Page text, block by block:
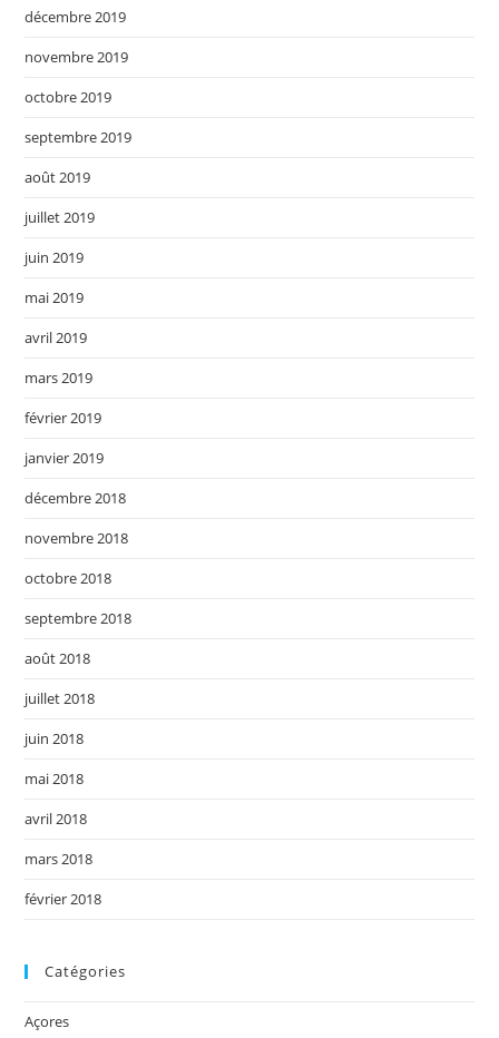
décembre 2019
novembre 2019
octobre 2019
septembre 2019
août 2019
juillet 2019
juin 2019
mai 2019
avril 2019
mars 2019
février 2019
janvier 2019
décembre 2018
novembre 2018
octobre 2018
septembre 2018
août 2018
juillet 2018
juin 2018
mai 2018
avril 2018
mars 2018
février 2018
Catégories
Açores